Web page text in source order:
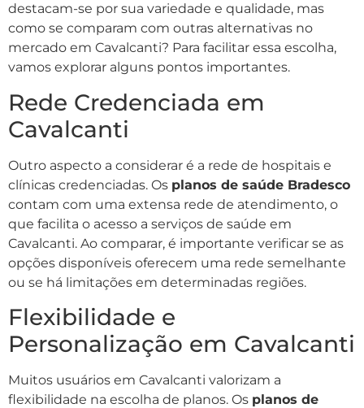
destacam-se por sua variedade e qualidade, mas
como se comparam com outras alternativas no
mercado em Cavalcanti? Para facilitar essa escolha,
vamos explorar alguns pontos importantes.
Rede Credenciada em
Cavalcanti
Outro aspecto a considerar é a rede de hospitais e
clínicas credenciadas. Os planos de saúde Bradesco
contam com uma extensa rede de atendimento, o
que facilita o acesso a serviços de saúde em
Cavalcanti. Ao comparar, é importante verificar se as
opções disponíveis oferecem uma rede semelhante
ou se há limitações em determinadas regiões.
Flexibilidade e
Personalização em Cavalcanti
Muitos usuários em Cavalcanti valorizam a
flexibilidade na escolha de planos. Os planos de